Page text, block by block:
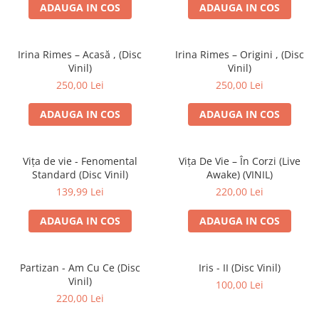
ADAUGA IN COS ADAUGA IN COS
Irina Rimes – Acasă , (Disc
Vinil)
250,00 Lei
ADAUGA IN COS
Irina Rimes – Origini , (Disc
Vinil)
250,00 Lei
ADAUGA IN COS
Vița de vie - Fenomental
Standard (Disc Vinil)
139,99 Lei
ADAUGA IN COS
Vița De Vie – În Corzi (Live
Awake) (VINIL)
220,00 Lei
ADAUGA IN COS
Partizan - Am Cu Ce (Disc
Vinil)
220,00 Lei
Iris - II (Disc Vinil)
100,00 Lei